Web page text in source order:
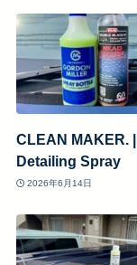
CLEAN MAKER. |
Detailing Spray
2026年6月14日